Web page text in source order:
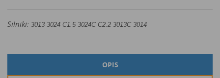
Silniki: 3013 3024 C1.5 3024C C2.2 3013C 3014
OPIS